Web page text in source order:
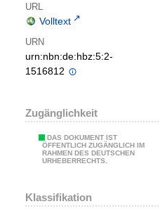
URL
Volltext
URN
urn:nbn:de:hbz:5:2-
1516812
Zugänglichkeit
DAS DOKUMENT IST
ÖFFENTLICH ZUGÄNGLICH IM
RAHMEN DES DEUTSCHEN
URHEBERRECHTS.
Klassifikation